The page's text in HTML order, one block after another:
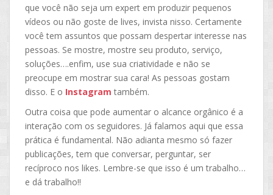
que você não seja um expert em produzir pequenos
vídeos ou não goste de lives, invista nisso. Certamente
você tem assuntos que possam despertar interesse nas
pessoas. Se mostre, mostre seu produto, serviço,
soluções….enfim, use sua criatividade e não se
preocupe em mostrar sua cara! As pessoas gostam
disso. E o Instagram também.
Outra coisa que pode aumentar o alcance orgânico é a
interação com os seguidores. Já falamos aqui que essa
prática é fundamental. Não adianta mesmo só fazer
publicações, tem que conversar, perguntar, ser
recíproco nos likes. Lembre-se que isso é um trabalho…
e dá trabalho!!